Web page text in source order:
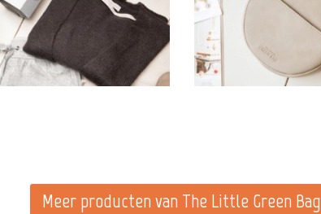
Meer producten van The Little Green Bag